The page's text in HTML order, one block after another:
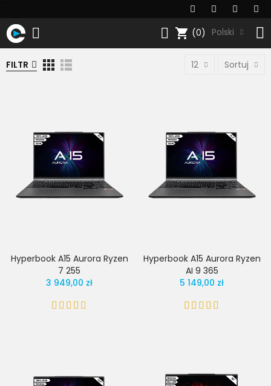
shopping_cart (0) Polski
FILTR 12 Sortuj
Hyperbook A15 Aurora Ryzen
7 255
3 949,00 zł
Hyperbook A15 Aurora Ryzen
AI 9 365
5 149,00 zł